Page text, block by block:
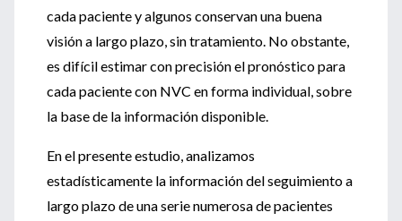
cada paciente y algunos conservan una buena
visión a largo plazo, sin tratamiento. No obstante,
es difícil estimar con precisión el pronóstico para
cada paciente con NVC en forma individual, sobre
la base de la información disponible.
En el presente estudio, analizamos
estadísticamente la información del seguimiento a
largo plazo de una serie numerosa de pacientes